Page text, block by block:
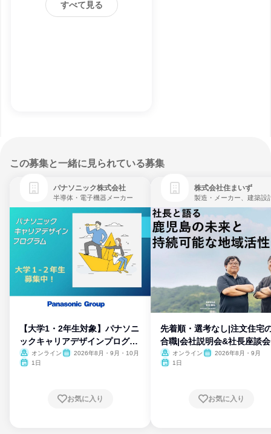
すべて見る
この募集と一緒に見られている募集
パナソニック株式会社
半導体・電子機器メーカー
【大学1・2年生対象】パナソニ
ックキャリアデザインプログラ
ム
オンライン
2026年8月・9月・10月
1日
お気に入り
株式会社住まいず
製造・メーカー、建築設
先着順・選考なし|注文住宅
合職|会社説明会&社長座談会
オンライン
2026年8月・9月
1日
お気に入り